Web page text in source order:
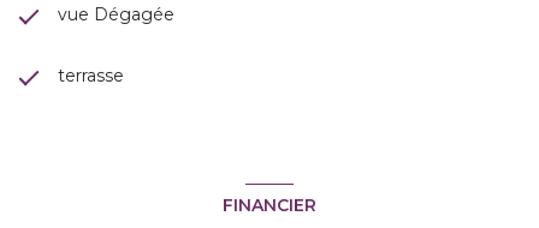
vue Dégagée
terrasse
FINANCIER